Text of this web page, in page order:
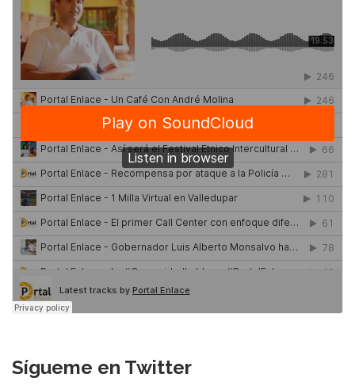
Sígueme en Twitter